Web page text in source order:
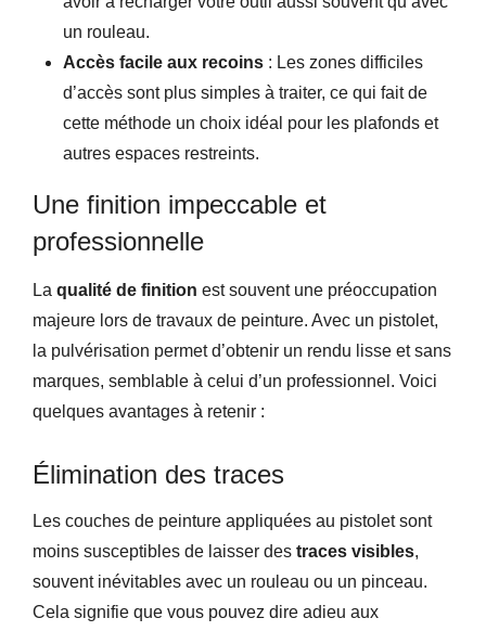
un rouleau.
Accès facile aux recoins : Les zones difficiles
d’accès sont plus simples à traiter, ce qui fait de
cette méthode un choix idéal pour les plafonds et
autres espaces restreints.
Une finition impeccable et
professionnelle
La qualité de finition est souvent une préoccupation
majeure lors de travaux de peinture. Avec un pistolet,
la pulvérisation permet d’obtenir un rendu lisse et sans
marques, semblable à celui d’un professionnel. Voici
quelques avantages à retenir :
Élimination des traces
Les couches de peinture appliquées au pistolet sont
moins susceptibles de laisser des traces visibles,
souvent inévitables avec un rouleau ou un pinceau.
Cela signifie que vous pouvez dire adieu aux